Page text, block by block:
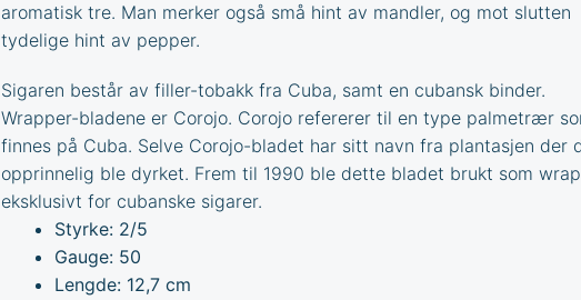
aromatisk tre. Man merker også små hint av mandler, og mot slutten
tydelige hint av pepper.
Sigaren består av filler-tobakk fra Cuba, samt en cubansk binder.
Wrapper-bladene er Corojo. Corojo refererer til en type palmetrær
finnes på Cuba. Selve Corojo-bladet har sitt navn fra plantasjen der
opprinnelig ble dyrket. Frem til 1990 ble dette bladet brukt som
eksklusivt for cubanske sigarer.
Styrke: 2/5
Gauge: 50
Lengde: 12,7 cm